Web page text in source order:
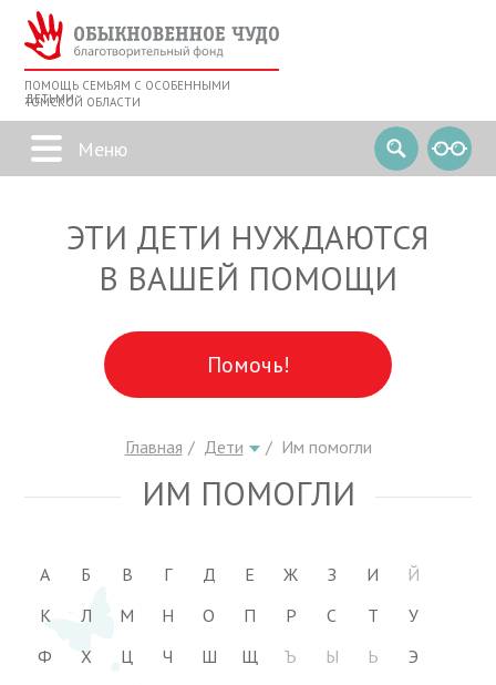
ПОМОЩЬ СЕМЬЯМ С ОСОБЕННЫМИ
ДЕТЬМИ
ТОМСКОЙ ОБЛАСТИ
ЭТИ ДЕТИ НУЖДАЮТСЯ
В ВАШЕЙ ПОМОЩИ
Помочь!
Главная Дети Им помогли
ИМ ПОМОГЛИ
А Б В Г Д Е Ж З И
Й
К
Л М Н О П Р С Т
У
Ф
Х Ц Ч Ш Щ Ъ Ы Ь
Э